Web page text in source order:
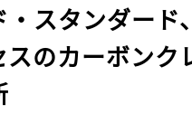
・スタンダード
のカーボンク